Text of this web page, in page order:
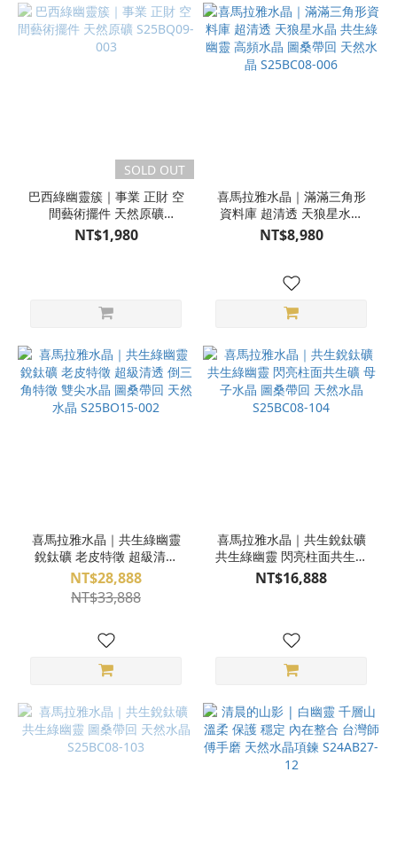
SOLD OUT
巴西綠幽靈簇｜事業 正財 空
間藝術擺件 天然原礦
S25BQ09-003
NT$1,980
喜馬拉雅水晶｜滿滿三角形
資料庫 超清透 天狼星水晶
共生綠幽靈 高頻水晶 圖桑帶
回 天然水晶 S25BC08-006
NT$8,980
喜馬拉雅水晶｜共生綠幽靈
銳鈦礦 老皮特徵 超級清透
倒三角特徵 雙尖水晶 圖桑帶
回 天然水晶 S25BO15-002
NT$28,888
NT$33,888
喜馬拉雅水晶｜共生銳鈦礦
共生綠幽靈 閃亮柱面共生礦
母子水晶 圖桑帶回 天然水晶
S25BC08-104
NT$16,888